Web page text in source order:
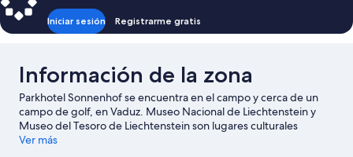
Iniciar sesión Registrarme gratis
Información de la zona
Parkhotel Sonnenhof se encuentra en el campo y cerca de un
campo de golf, en Vaduz. Museo Nacional de Liechtenstein y
Museo del Tesoro de Liechtenstein son lugares culturales
destacados, y Bodegas del Príncipe de Liechtenstein y Telesilla
Ver más